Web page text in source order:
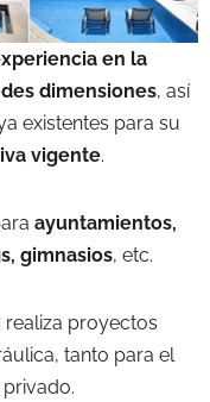
en la
dimensiones, así
existentes para su
vigente.
ayuntamientos,
gimnasios, etc.
proyectos
tanto para el